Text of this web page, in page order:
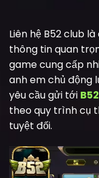
Liên hệ B52 club
thông tin quan
game cung cấp
anh em chủ động
yêu cầu gửi tới
theo quy trình cụ
tuyệt đối.